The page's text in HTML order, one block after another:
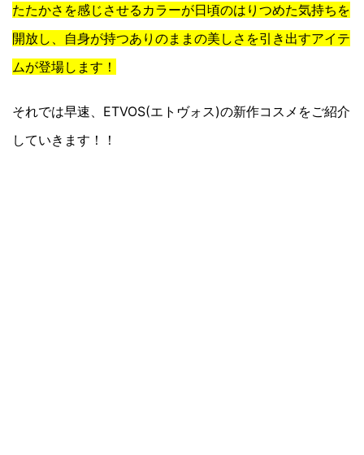
たたかさを感じさせるカラーが日頃のはりつめた気持ちを
開放し、自身が持つありのままの美しさを引き出すアイテ
ムが登場します！
それでは早速、ETVOS(エトヴォス)の新作コスメをご紹介
していきます！！